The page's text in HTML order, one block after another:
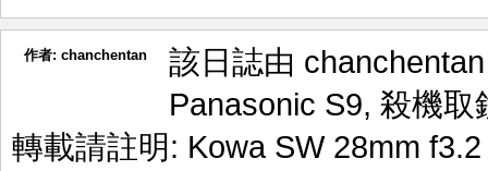
作者: chanchentan
該日誌由
Panasonic S9, 殺機取
轉載請註明: Kowa SW 28mm